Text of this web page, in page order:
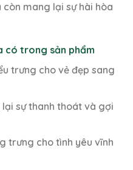
mang lại sự hài hòa
có trong sản phẩm
trưng cho vẻ đẹp sang
lại sự thanh thoát và gợi
trưng cho tình yêu vĩnh